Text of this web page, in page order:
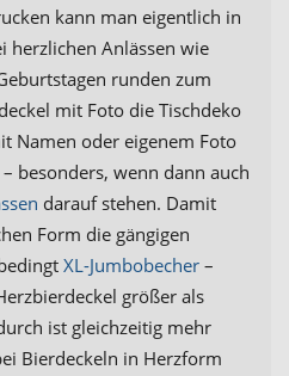
kann man eigentlich in
herzlichen Anlässen wie
runden zum
mit Foto die Tischdeko
Namen oder eigenem Foto
besonders, wenn dann auch
darauf stehen. Damit
Form die gängigen
XL-Jumbobecher –
größer als
ist gleichzeitig mehr
Bierdeckeln in Herzform